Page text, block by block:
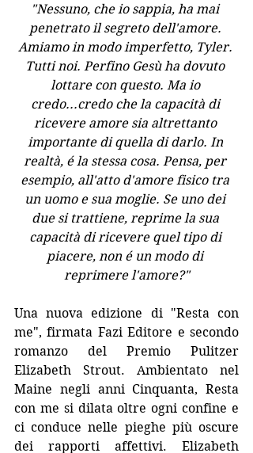
"Nessuno, che io sappia, ha mai
penetrato il segreto dell'amore.
Amiamo in modo imperfetto, Tyler.
Tutti noi. Perfino Gesù ha dovuto
lottare con questo. Ma io
credo...credo che la capacità di
ricevere amore sia altrettanto
importante di quella di darlo. In
realtà, é la stessa cosa. Pensa, per
esempio, all'atto d'amore fisico tra
un uomo e sua moglie. Se uno dei
due si trattiene, reprime la sua
capacità di ricevere quel tipo di
piacere, non é un modo di
reprimere l'amore?"
Una nuova edizione di "Resta con
me", firmata Fazi Editore e secondo
romanzo del Premio Pulitzer
Elizabeth Strout. Ambientato nel
Maine negli anni Cinquanta, Resta
con me si dilata oltre ogni confine e
ci conduce nelle pieghe più oscure
dei rapporti affettivi. Elizabeth